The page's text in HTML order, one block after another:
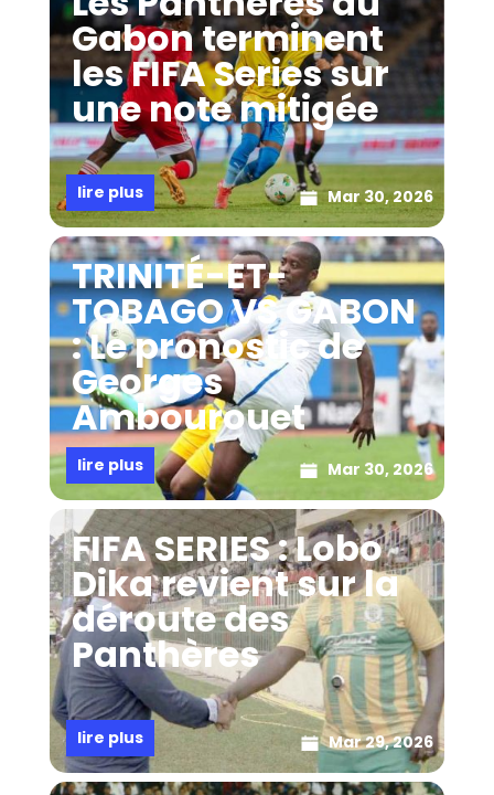
Gabon terminent
les FIFA Series sur
une note mitigée
Mar 30, 2026
lire plus
TRINITÉ-ET-
TOBAGO VS GABON
: Le pronostic de
Georges
Ambourouet
Mar 30, 2026
lire plus
FIFA SERIES : Lobo
Dika revient sur la
déroute des
Panthères
Mar 29, 2026
lire plus